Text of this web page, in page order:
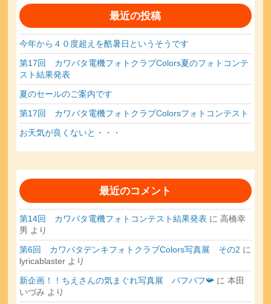
カ
イ
ブ
最近の投稿
今年から４０度超えを酷暑日というそうです
第17回 カワバタ電機フォトクラブColors夏のフォトコンテ
スト結果発表
夏のセールのご案内です
第17回 カワバタ電機フォトクラブColorsフォトコンテスト
お天気が良くないと・・・
最近のコメント
第14回 カワバタ電機フォトコンテスト結果発表 に高橋幸
男 より
第6回 カワバタデンキフォトクラブColors写真展 その2 に
lyricablaster より
新企画！！ちえさんの気まぐれ写真展 パフパフ📯 に本田
いづみ より